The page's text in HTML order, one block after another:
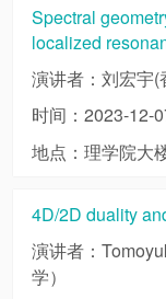
Spectral
localized
演讲者：刘宏宇(
时间：2023-12-
地点：理学院大
4D/2D duality
演讲者：
学）